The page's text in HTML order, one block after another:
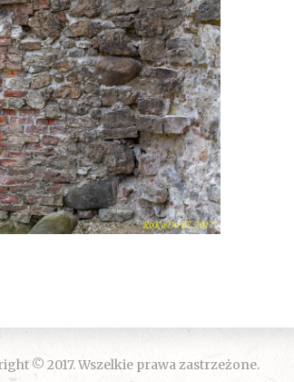
© 2017. Wszelkie prawa zastrzeżone.